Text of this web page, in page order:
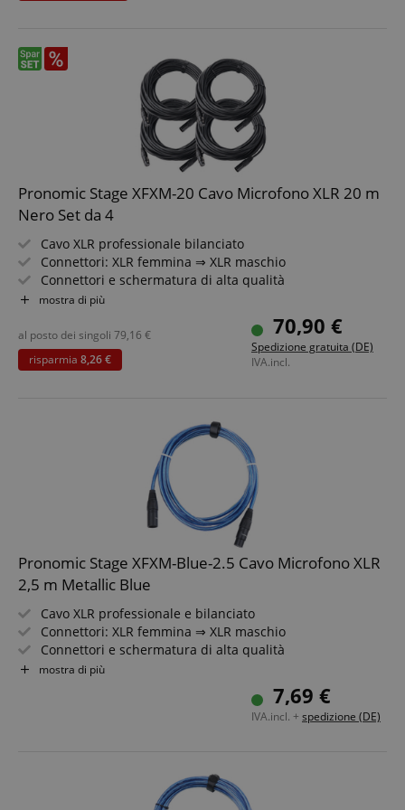
Pronomic Stage XFXM-20 Cavo Microfono XLR 20 m
Nero Set da 4
Cavo XLR professionale bilanciato
Connettori: XLR femmina ⇒ XLR maschio
Connettori e schermatura di alta qualità
Lunghezza: 20m
Inclusa fascetta per cavo
4 pezzi nel set
mostra di più
70,90 €
Spedizione gratuita (DE)
IVA.incl.
al posto dei singoli 79,16 €
risparmia 8,26 €
Pronomic Stage XFXM-Blue-2.5 Cavo Microfono XLR
2,5 m Metallic Blue
Cavo XLR professionale e bilanciato
Connettori: XLR femmina ⇒ XLR maschio
Connettori e schermatura di alta qualità
Lunghezza: 2,5m
mostra di più
7,69 €
IVA.incl. + spedizione (DE)
degli utenti e la gestione dell'account. Il sito Web
non può essere utilizzato correttamente senza i
cookie strettamente necessari.
apay-session-set
Amazon.com Inc.
CookieScriptConsent